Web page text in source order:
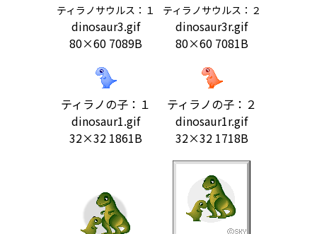
ティラノサウルス：１
dinosaur3.gif
80×60 7089B
ティラノサウルス：２
dinosaur3r.gif
80×60 7081B
ティラノの子：１
dinosaur1.gif
32×32 1861B
ティラノの子：２
dinosaur1r.gif
32×32 1718B